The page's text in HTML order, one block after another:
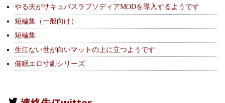
やる夫がサキュバスラプソディアMODを導入するようです
短編集（一般向け）
短編集
生江ない世が白いマットの上に立つようです
催眠エロ寸劇シリーズ